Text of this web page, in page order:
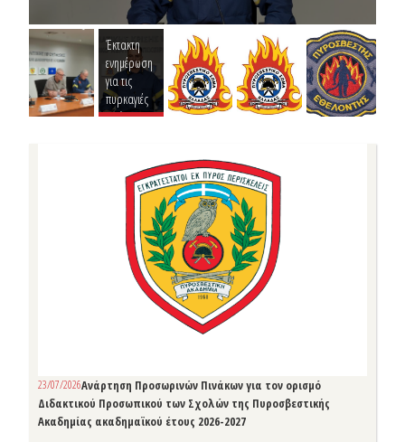
Έκτακτη
ενημέρωση
για τις
πυρκαγιές
από τον
Σχεδιασμού
Επικοινωνίας
Αρχηγείου
Πυροσβεστικού
Σώματος
Αρχιπύραρχο
23/07/2026Ανάρτηση Προσωρινών Πινάκων για τον ορισμό
Διδακτικού Προσωπικού των Σχολών της Πυροσβεστικής
Ακαδημίας ακαδημαϊκού έτους 2026-2027